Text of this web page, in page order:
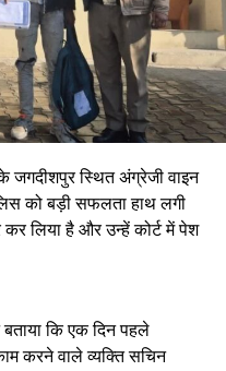
जगदीशपुर स्थित अंग्रेजी वाइन
को बड़ी सफलता हाथ लगी
कर लिया है और उन्हें कोर्ट में पेश
कि एक दिन पहले
करने वाले व्यक्ति सचिन